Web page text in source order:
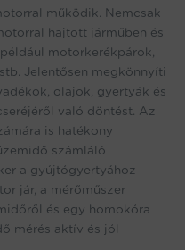
működik. Nemcsak
hajtott járműben és
motorkerékpárok,
Jelentősen megkönnyíti
olajok, gyertyák és
való döntést. Az
is hatékony
számláló
a gyújtógyertyához
jár, a mérőműszer
és egy homokóra
mérés aktív és jól